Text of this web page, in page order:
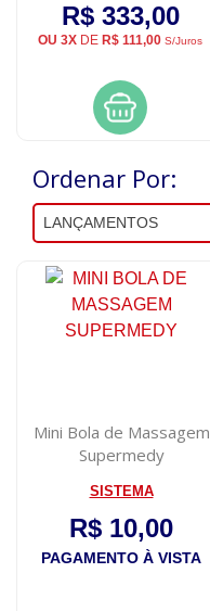
R$ 333,00
OU 3X DE R$ 111,00 S/Juros
Ordenar Por:
Mini Bola de Massagem
Supermedy
SISTEMA
R$ 10,00
PAGAMENTO À VISTA